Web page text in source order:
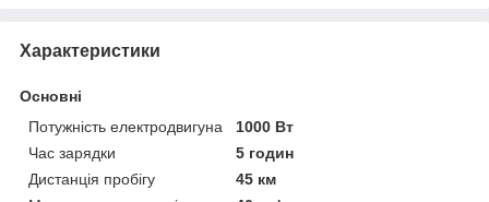
Характеристики
Основні
Потужність електродвигуна
1000 Вт
Час зарядки
5 годин
Дистанція пробігу
45 км